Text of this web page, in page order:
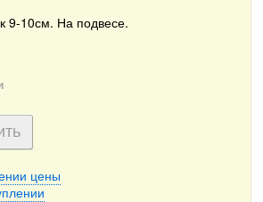
9-10см. На подвесе.
цены